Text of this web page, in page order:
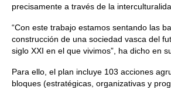
precisamente a través de la
“Con este trabajo estamos sentando las
construcción de una sociedad vasca del
siglo XXI en el que vivimos”, ha dicho en
Para ello, el plan incluye 103 acciones
bloques (estratégicas, organizativas y